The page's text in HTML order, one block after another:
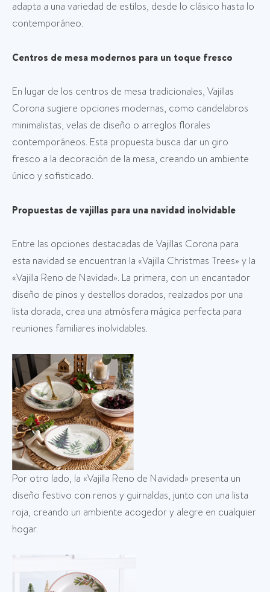
adapta a una variedad de estilos, desde lo clásico hasta lo
contemporáneo.
Centros de mesa modernos para un toque fresco
En lugar de los centros de mesa tradicionales, Vajillas
Corona sugiere opciones modernas, como candelabros
minimalistas, velas de diseño o arreglos florales
contemporáneos. Esta propuesta busca dar un giro
fresco a la decoración de la mesa, creando un ambiente
único y sofisticado.
Propuestas de vajillas para una navidad inolvidable
Entre las opciones destacadas de Vajillas Corona para
esta navidad se encuentran la «Vajilla Christmas Trees» y la
«Vajilla Reno de Navidad». La primera, con un encantador
diseño de pinos y destellos dorados, realzados por una
lista dorada, crea una atmósfera mágica perfecta para
reuniones familiares inolvidables.
Por otro lado, la «Vajilla Reno de Navidad» presenta un
diseño festivo con renos y guirnaldas, junto con una lista
roja, creando un ambiente acogedor y alegre en cualquier
hogar.